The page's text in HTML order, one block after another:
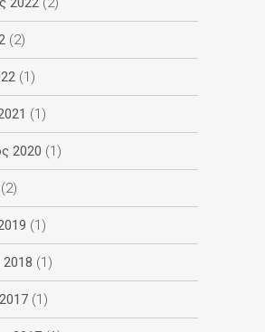
(2)
(1)
(1)
2020 (1)
(2)
(1)
(1)
(1)